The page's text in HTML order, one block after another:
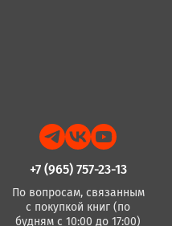
+7 (965) 757-23-13
По вопросам, связанным
с покупкой книг (по
будням с 10:00 до 17:00)